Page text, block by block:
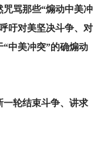
骂那些“煽动中美冲
吁对美坚决斗争、对
中美冲突”的确煽动
轮结束斗争、讲求